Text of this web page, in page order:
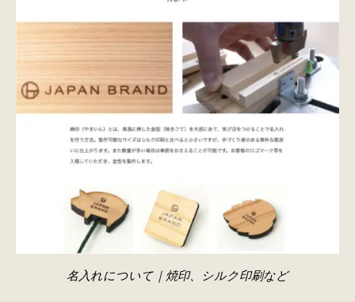
名入れについて｜焼印、シルク印刷など